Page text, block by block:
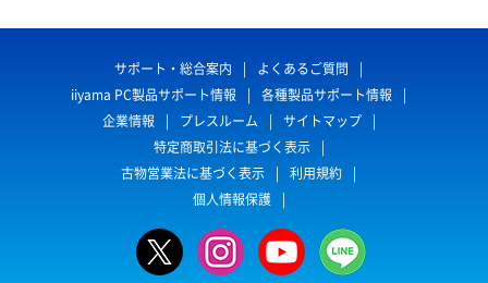
サポート・総合案内
よくあるご質問
iiyama PC製品サポート情報
各種製品サポート情報
企業情報
プレスルーム
サイトマップ
特定商取引法に基づく表示
古物営業法に基づく表示
利用規約
個人情報保護